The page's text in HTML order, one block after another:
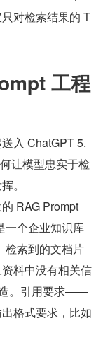
对检索结果的 T
工程
入 ChatGPT 5.
让模型忠实于检
。
RAG Prompt
一个企业知识库
检索到的文档片
料中没有相关信
造。引用要求——
格式要求，比如